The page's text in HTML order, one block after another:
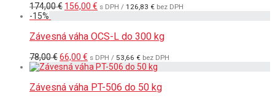
174,00€ Pôvodná
174,00 €.
156,00 € Aktuálna
156,00 €.
s DPH / 126,83 € bez DPH
-15%
Závesná váha OCS-L do 300 kg
78,00€Pôvodná
cena
78,00 €.
66,00 € Aktuálna
cena
66,00 €.
s DPH / 53,66 € bez DPH
Závesná váha PT-506 do 50 kg